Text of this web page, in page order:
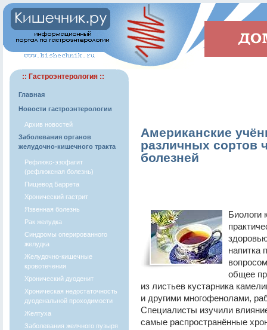
:: Гастроэнтерология ::
Главная
Новости гастроэнтерологии
Архив новостей
Заболевания органов
желудочно-кишечного тракта
Рефлюкс-эзофагит
(рефлюксная болезнь)
Пищевод Баррета
Хронический гастрит
Язвенная болезнь
Рак желудка
Синдромы оперированного
желудка
Желудочно-кишечные
кровотечения
Хронический дуоденит
Хроническая недостаточность
дуоденальной проходимости
Желтуха
Заболевания желчного пузыря
Американские
различных сортов
болезней
Биологи
напитка
общее
из листьев кустарника
и другими многофенолами,
Специалисты изучили
самые распространённые